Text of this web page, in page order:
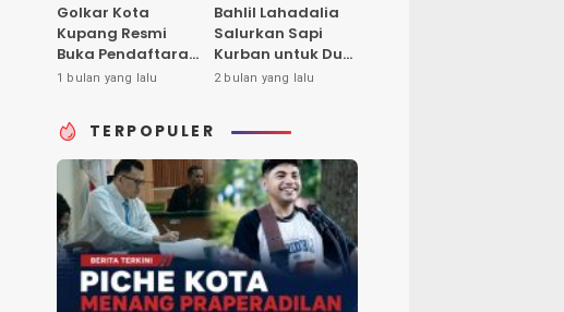
Golkar Kota
Kupang Resmi
Buka Pendaftaran
Calon Ketua DPD
1 bulan yang lalu
Bahlil Lahadalia
Salurkan Sapi
Kurban untuk Dua
Masjid di Kota
2 bulan yang lalu
TERPOPULER